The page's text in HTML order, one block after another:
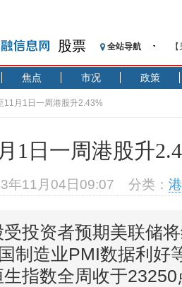
股票 全站导航
记
央
沥
济
焦点 市况 政策
11月1日一周港股升2.43%
1日一周港股升
年11月04日09:07 分类：
受投资者预期美联储
制造业PMI数据利好
指数全周收于